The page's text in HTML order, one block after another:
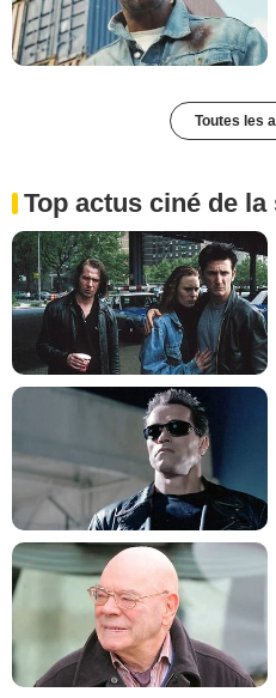
Toutes les
Top actus ciné de la